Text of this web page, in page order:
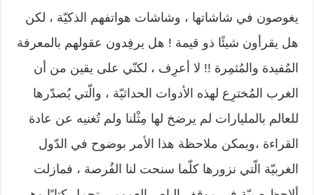
يغوصون في شاشاتها ، وشاشات هواتفهم الذكيّة ، لكن
هل يقرأون شيئًا ذو قيمة ! هل يرفِدون عقولهم بالمعرفة
المُفيدة والمُثمِرة !! لا أعرِف ، لكنّي على يقين من أن
الغرب المُخترِع لهذه الأدوات الحداثيّة ، والّتي يُصدّرها
للعالم بالمليارات لم يرضخ لها مِثْلنا ولم تُغنيه عن عادة
القراءة ،ويمكن ملاحظة هذا الأمر بوضوح في الدّول
الغربيّة الّتي نزورها كلّما سنحت لنا الفُرصة ، فمازلت